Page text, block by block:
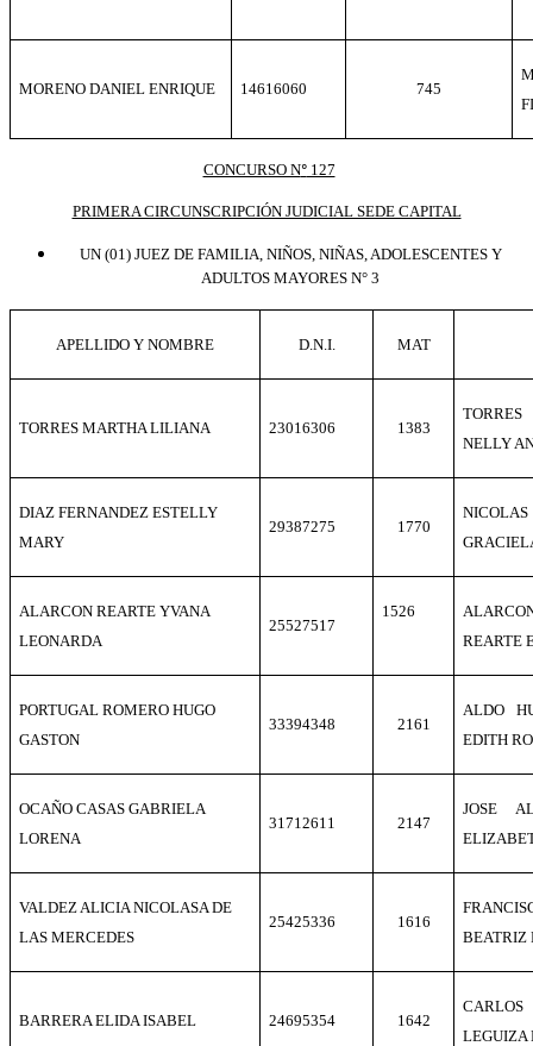
MORENO DANIEL ENRIQUE 14616060 745
CONCURSO Nº127
PRIMERA CIRCUNSCRIPCIÓN JUDICIAL SEDE CAPITAL
UN (01)JUEZ DE FAMILIA, NIÑOS, NIÑAS, ADOLESCENTES Y
ADULTOS MAYORES N° 3
APELLIDO Y NOMBRE D.N.I. MAT
TORRES MARTHA LILIANA 23016306 1383
NELLY
DIAZ FERNANDEZ ESTELLY
MARY
29387275 1770
ALARCON REARTE YVANA
LEONARDA
25527517
1526
REARTE
PORTUGAL ROMERO HUGO
GASTON
33394348 2161
ALDO
EDITH
OCAÑO CASAS GABRIELA
LORENA
31712611 2147
JOSE
VALDEZ ALICIA NICOLASA DE
LAS MERCEDES
25425336 1616
BEATRIZ
BARRERA ELIDA ISABEL 24695354 1642
LEGUIZA